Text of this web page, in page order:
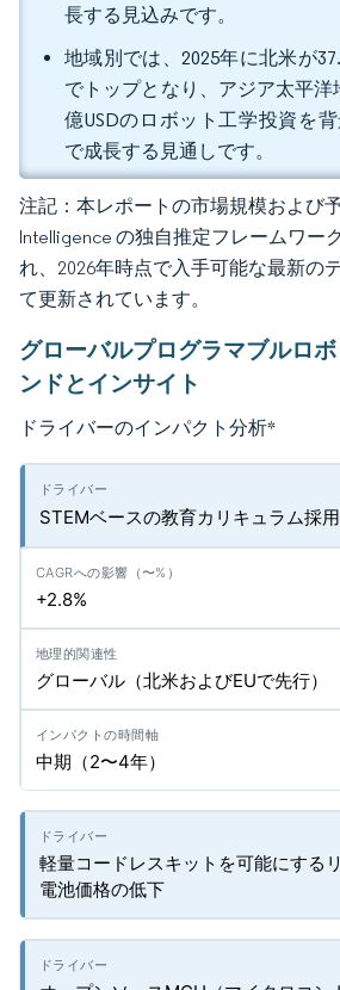
長する見込みです。
地域別では、2025年に北米が
でトップとなり、アジア太平洋
億USDのロボット工学投資を背
で成長する見通しです。
注記：本レポートの市場規模および
Intelligence の独自推定フレームワー
れ、2026年時点で入手可能な最新の
て更新されています。
グローバルプログラマブルロ
ンドとインサイト
ドライバーのインパクト分析*
STEMベースの教育カリキュラム採
+2.8%
グローバル（北米およびEUで先行）
中期（2〜4年）
軽量コードレスキットを可能にする
電池価格の低下